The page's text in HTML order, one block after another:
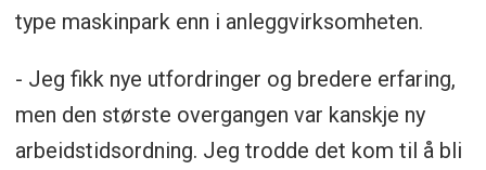
type maskinpark enn i anleggvirksomheten.
- Jeg fikk nye utfordringer og bredere erfaring,
men den største overgangen var kanskje ny
arbeidstidsordning. Jeg trodde det kom til å bli